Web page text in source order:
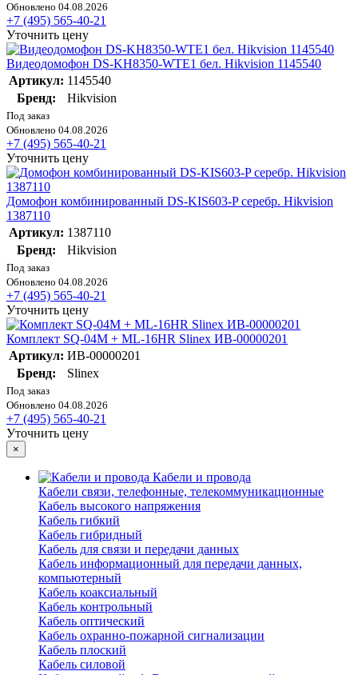
Обновлено 04.08.2026
+7 (495) 565-40-21
Уточнить цену
Видеодомофон DS-KH8350-WTE1 бел. Hikvision 1145540
Артикул: 1145540
Бренд:
Hikvision
Под заказ
Обновлено 04.08.2026
+7 (495) 565-40-21
Уточнить цену
Домофон комбинированный DS-KIS603-P серебр. Hikvision
1387110
Артикул: 1387110
Бренд:
Hikvision
Под заказ
Обновлено 04.08.2026
+7 (495) 565-40-21
Уточнить цену
Комплект SQ-04M + ML-16HR Slinex ИВ-00000201
Артикул: ИВ-00000201
Бренд:
Slinex
Под заказ
Обновлено 04.08.2026
+7 (495) 565-40-21
Уточнить цену
×
Кабели и провода
Кабели связи, телефонные, телекоммуникационные
Кабель высокого напряжения
Кабель гибкий
Кабель гибридный
Кабель для связи и передачи данных
Кабель информационный для передачи данных,
компьютерный
Кабель коаксиальный
Кабель контрольный
Кабель оптический
Кабель охранно-пожарной сигнализации
Кабель плоский
Кабель силовой